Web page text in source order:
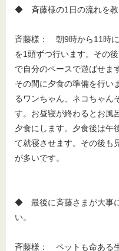
◆ 斉藤様の1日の流れを教
斉藤様： 朝9時から11時
を1頭ずつ行います。その
で自分のペースで遊ばせま
その間に夕食の準備を行い
るワンちゃん、ネコちゃん
す。お昼寝が終わるとお風
夕食にします。夕食後は午
て就寝させます。その後も
が多いです。
◆ 最後に斉藤さまが大事
い。
斉藤様： ペットも命ある